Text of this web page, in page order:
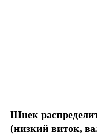
Шнек
(низкий виток,